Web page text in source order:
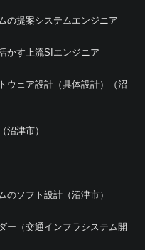
の提案システムエンジニア
かす上流SIエンジニア
ウェア設計（具体設計）（沼
沼津市）
のソフト設計（沼津市）
ー（交通インフラシステム開